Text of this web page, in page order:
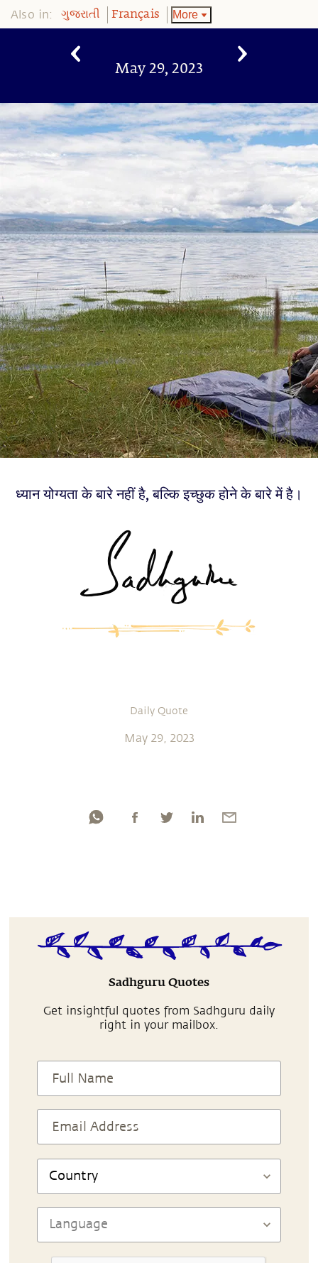
Also in: ગુજરાતી Français More
May 29, 2023
ध्यान योग्यता के बारे नहीं है, बल्कि इच्छुक होने के बारे में है।
Daily Quote
May 29, 2023
Sadhguru Quotes
Get insightful quotes from Sadhguru daily
right in your mailbox.